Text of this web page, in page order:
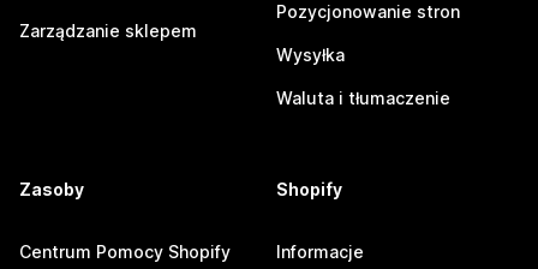
Zarządzanie sklepem
Pozycjonowanie stron
Wysyłka
Waluta i tłumaczenie
Zasoby
Centrum Pomocy Shopify
Shopify
Informacje